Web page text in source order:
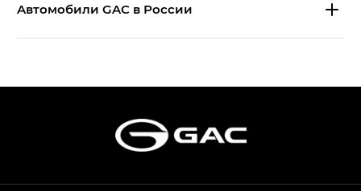
Aвтомобили GAC в России
Эс Икс ПРЕМИУМ — SX PREMIUM
S7 — Эс 7 (S7) в комплектациях
Эс Икс ПРЕМИУМ — SX PREMIUM, Эс Тэ — ST
в комплектации Экс ПРЕМИУМ — EX PREMIUM